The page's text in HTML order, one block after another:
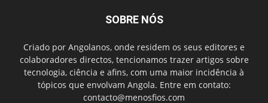
SOBRE NÓS
Criado por Angolanos, onde residem os seus editores e
colaboradores directos, tencionamos trazer artigos sobre
tecnologia, ciência e afins, com uma maior incidência à
tópicos que envolvam Angola. Entre em contato:
contacto@menosfios.com